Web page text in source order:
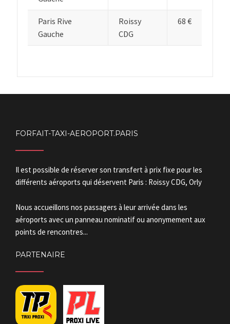
Paris Rive
Gauche
Roissy
CDG
68 €
FORFAIT-TAXI-AEROPORT.PARIS
Il est possible de réserver son transfert à prix fixe pour les
différents aéroports qui déservent Paris : Roissy CDG, Orly
Nous accueillons nos passagers à leur arrivée dans les
aéroports avec un panneau nominatif ou anonymement aux
points de rencontres...
PARTENAIRE